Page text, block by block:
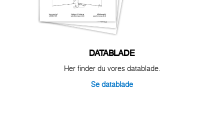
DATABLADE
Her finder du vores datablade.
Se datablade